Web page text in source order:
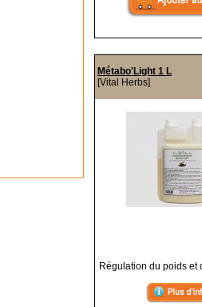
Métabo'Light 1 L
[Vital Herbs]
Régulation du poids et